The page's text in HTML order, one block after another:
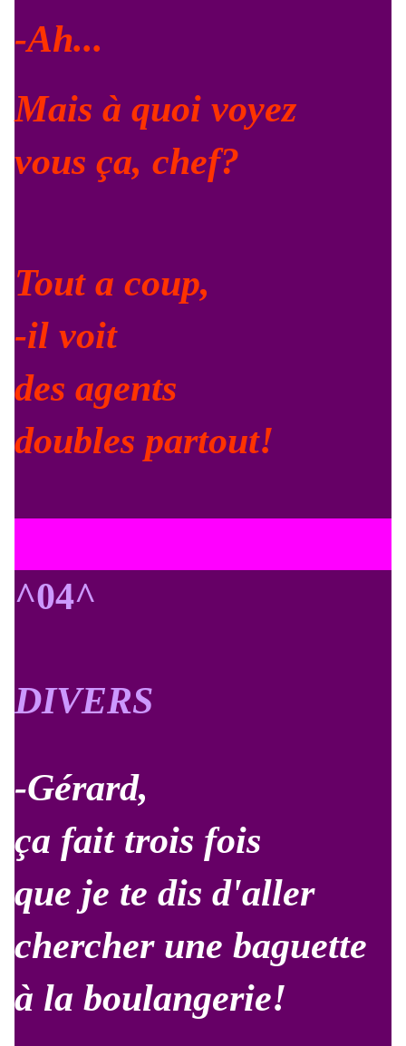
-Ah...
Mais à quoi voyez
vous ça, chef?
Tout a coup,
-il voit
des agents
doubles partout!
^04^
DIVERS
-Gérard,
ça fait trois fois
que je te dis d'aller
chercher une baguette
à la boulangerie!